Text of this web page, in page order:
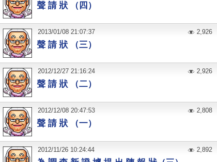
聲 請 狀 （四）
聲 請 狀 （三）
2013/01/08 21:07:37 2,926
聲 請 狀 （二）
2012/12/27 21:16:24 2,926
聲 請 狀 （一）
2012/12/08 20:47:53 2,808
2012/11/26 10:24:44 2,892